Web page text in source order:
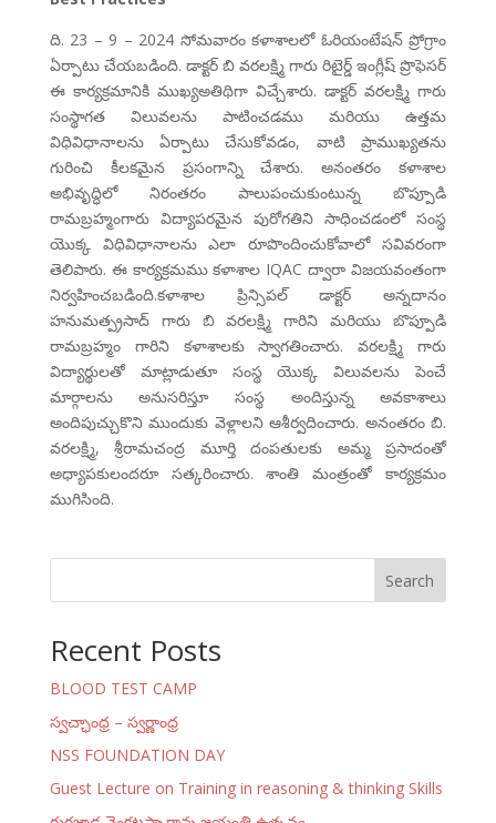
ది. 23 – 9 – 2024 సోమవారం కళాశాలలో ఓరియంటేషన్ ప్రోగ్రాం
ఏర్పాటు చేయబడింది. డాక్టర్ బి వరలక్ష్మి గారు రిటైర్డ్ ఇంగ్లీష్ ప్రొఫెసర్
ఈ కార్యక్రమానికి ముఖ్యఅతిథిగా విచ్చేశారు. డాక్టర్ వరలక్ష్మి గారు
సంస్థాగత విలువలను పాటించడము మరియు ఉత్తమ
విధివిధానాలను ఏర్పాటు చేసుకోవడం, వాటి ప్రాముఖ్యతను
గురించి కీలకమైన ప్రసంగాన్ని చేశారు. అనంతరం కళాశాల
అభివృద్ధిలో నిరంతరం పాలుపంచుకుంటున్న బొప్పూడి
రామబ్రహ్మంగారు విద్యాపరమైన పురోగతిని సాధించడంలో సంస్థ
యొక్క విధివిధానాలను ఎలా రూపొందించుకోవాలో సవివరంగా
తెలిపారు. ఈ కార్యక్రమము కళాశాల IQAC ద్వారా విజయవంతంగా
నిర్వహించబడింది.కళాశాల ప్రిన్సిపల్ డాక్టర్ అన్నదానం
హనుమత్ప్రసాద్ గారు బి వరలక్ష్మి గారిని మరియు బొప్పూడి
రామబ్రహ్మం గారిని కళాశాలకు స్వాగతించారు. వరలక్ష్మి గారు
విద్యార్థులతో మాట్లాడుతూ సంస్థ యొక్క విలువలను పెంచే
మార్గాలను అనుసరిస్తూ సంస్థ అందిస్తున్న అవకాశాలు
అందిపుచ్చుకొని ముందుకు వెళ్లాలని ఆశీర్వదించారు. అనంతరం బి.
వరలక్ష్మి, శ్రీరామచంద్ర మూర్తి దంపతులకు అమ్మ ప్రసాదంతో
అధ్యాపకులందరూ సత్కరించారు. శాంతి మంత్రంతో కార్యక్రమం
ముగిసింది.
Search
Recent Posts
BLOOD TEST CAMP
స్వచ్ఛాంధ్ర – స్వర్ణాంధ్ర
NSS FOUNDATION DAY
Guest Lecture on Training in reasoning & thinking Skills